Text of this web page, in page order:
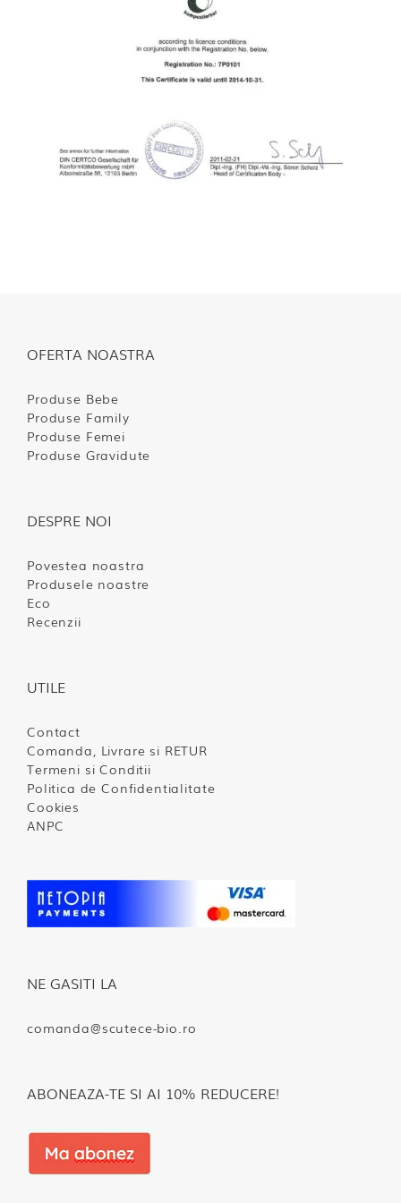
OFERTA NOASTRA
Produse Bebe
Produse Family
Produse Femei
Produse Gravidute
DESPRE NOI
Povestea noastra
Produsele noastre
Eco
Recenzii
UTILE
Contact
Comanda, Livrare si RETUR
Termeni si Conditii
Politica de Confidentialitate
Cookies
ANPC
NE GASITI LA
comanda@scutece-bio.ro
ABONEAZA-TE SI AI 10% REDUCERE!